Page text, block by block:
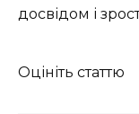
досвідом і
Оцініть статтю